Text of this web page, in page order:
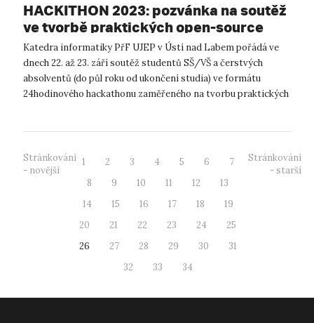
HACKITHON 2023: pozvánka na soutěž
ve tvorbě praktických open-source
aplikací
Katedra informatiky PřF UJEP v Ústí nad Labem pořádá ve
dnech 22. až 23. září soutěž studentů SŠ/VŠ a čerstvých
absolventů (do půl roku od ukončení studia) ve formátu
24hodinového hackathonu zaměřeného na tvorbu praktických
Stránkování
- novější
1 2 3 4 5 6
7
8
9 10 11 12
13
14
15 16 17 18
19
20
21 22 23 24
25
26
27 28 29 30
31
32
33 34
Stránkování
- starší